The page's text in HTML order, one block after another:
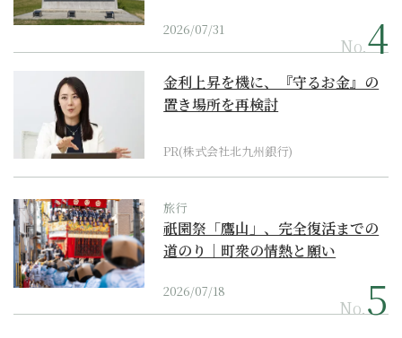
2026/07/31
No.
金利上昇を機に、『守るお金』の
置き場所を再検討
PR(株式会社北九州銀行)
旅行
祇園祭「鷹山」、完全復活までの
道のり｜町衆の情熱と願い
2026/07/18
No.